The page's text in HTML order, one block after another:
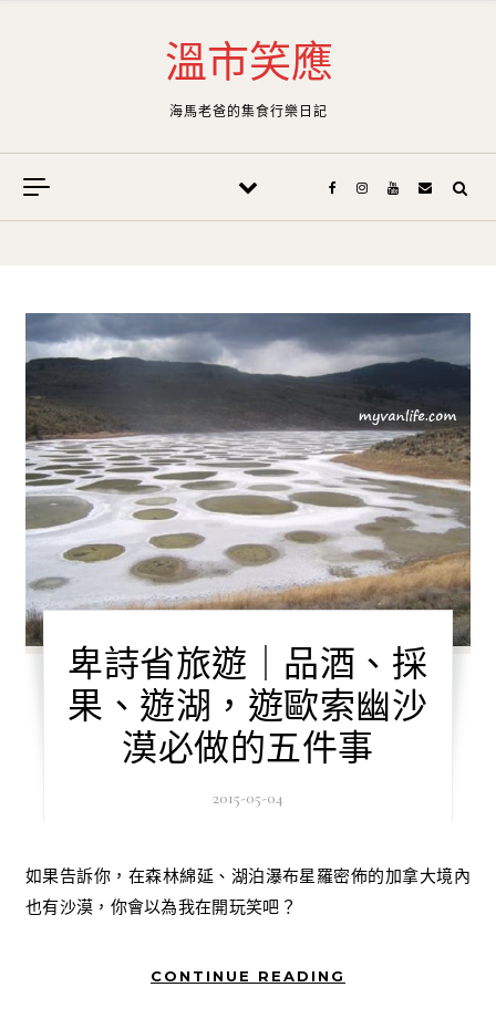
溫市笑應
海馬老爸的集食行樂日記
卑詩省旅遊｜品酒、採
果、遊湖，遊歐索幽沙
漠必做的五件事
2015-05-04
如果告訴你，在森林綿延、湖泊瀑布星羅密佈的加拿大境內
也有沙漠，你會以為我在開玩笑吧？
CONTINUE READING